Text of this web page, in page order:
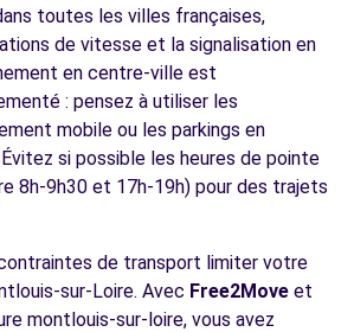
toutes les villes françaises,
de vitesse et la signalisation en
en centre-ville est
: pensez à utiliser les
mobile ou les parkings en
si possible les heures de pointe
8h-9h30 et 17h-19h) pour des trajets
de transport limiter votre
sur-Loire. Avec Free2Move et
montlouis-sur-loire, vous avez